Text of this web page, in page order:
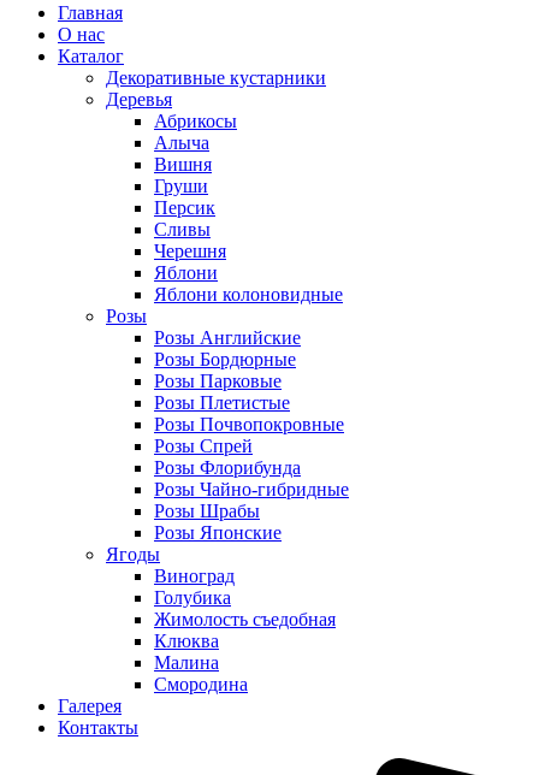
Главная
О нас
Каталог
Декоративные кустарники
Деревья
Абрикосы
Алыча
Вишня
Груши
Персик
Сливы
Черешня
Яблони
Яблони колоновидные
Розы
Розы Английские
Розы Бордюрные
Розы Парковые
Розы Плетистые
Розы Почвопокровные
Розы Спрей
Розы Флорибунда
Розы Чайно-гибридные
Розы Шрабы
Розы Японские
Ягоды
Виноград
Голубика
Жимолость съедобная
Клюква
Малина
Смородина
Галерея
Контакты